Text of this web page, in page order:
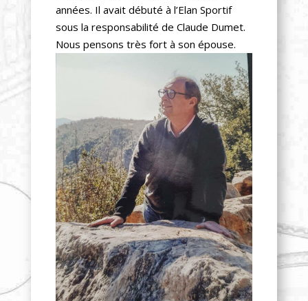
années. Il avait débuté à l’Elan Sportif
sous la responsabilité de Claude Dumet.
Nous pensons très fort à son épouse.